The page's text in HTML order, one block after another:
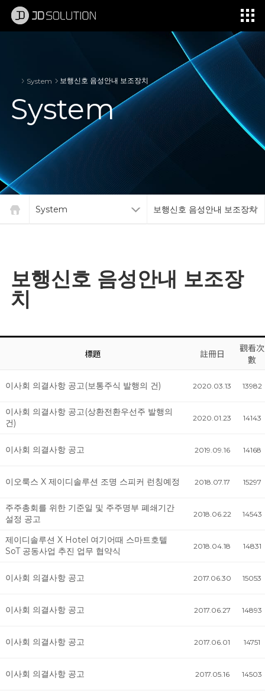
System 보행신호 음성안내 보조장치
System
System 보행신호 음성안내 보조장치
보행신호 음성안내 보조장
치
標題 註冊日
觀看次
數
이사회 의결사항 공고(보통주식 발행의 건) 2020.03.13 13982
이사회 의결사항 공고(상환전환우선주 발행의
건)
2020.01.23 14143
이사회 의결사항 공고 2019.09.16 14168
이오룩스 X 제이디솔루션 조명 스피커 런칭예정 2018.07.17 15297
주주총회를 위한 기준일 및 주주명부 폐쇄기간
설정 공고
2018.06.22 14543
제이디솔루션 X Hotel 여기어때 스마트호텔
SoT 공동사업 추진 업무 협약식
2018.04.18 14831
이사회 의결사항 공고 2017.06.30 15053
이사회 의결사항 공고 2017.06.27 14893
이사회 의결사항 공고 2017.06.01 14751
이사회 의결사항 공고 2017.05.16 14503